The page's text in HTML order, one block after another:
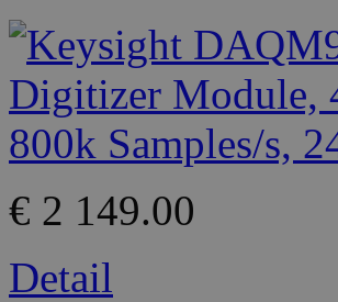
€ 2 149.00
Detail